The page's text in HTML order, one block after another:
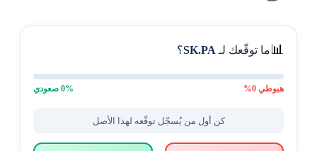
📊 ما توقّعك لـSK.PA؟
هبوطي0
%
0% صعودي
كن أول من يُسجّل توقّعه لهذا الأصل